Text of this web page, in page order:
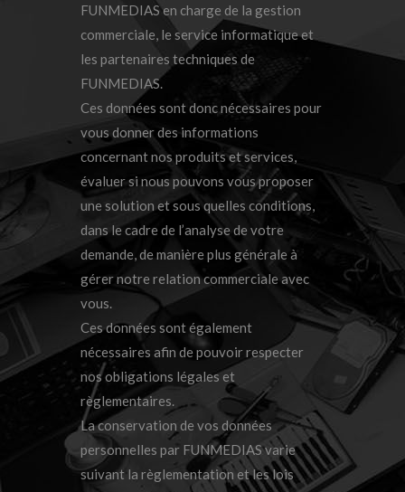
FUNMEDIAS en charge de la gestion
commerciale, le service informatique et
les partenaires techniques de
FUNMEDIAS.
Ces données sont donc nécessaires pour
vous donner des informations
concernant nos produits et services,
évaluer si nous pouvons vous proposer
une solution et sous quelles conditions,
dans le cadre de l’analyse de votre
demande, de manière plus générale à
gérer notre relation commerciale avec
vous.
Ces données sont également
nécessaires afin de pouvoir respecter
nos obligations légales et
règlementaires.
La conservation de vos données
personnelles par FUNMEDIAS varie
suivant la règlementation et les lois